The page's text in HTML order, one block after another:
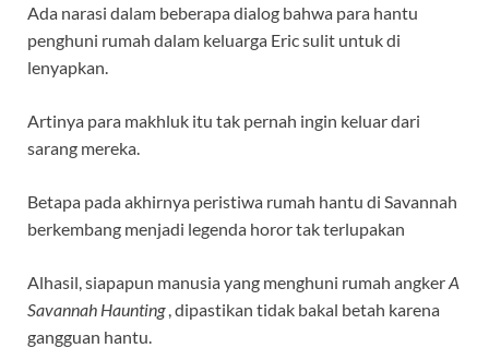
Ada narasi dalam beberapa dialog bahwa para hantu
penghuni rumah dalam keluarga Eric sulit untuk di
lenyapkan.
Artinya para makhluk itu tak pernah ingin keluar dari
sarang mereka.
Betapa pada akhirnya peristiwa rumah hantu di Savannah
berkembang menjadi legenda horor tak terlupakan
Alhasil, siapapun manusia yang menghuni rumah angkerA
Savannah Haunting, dipastikan tidak bakal betah karena
gangguan hantu.